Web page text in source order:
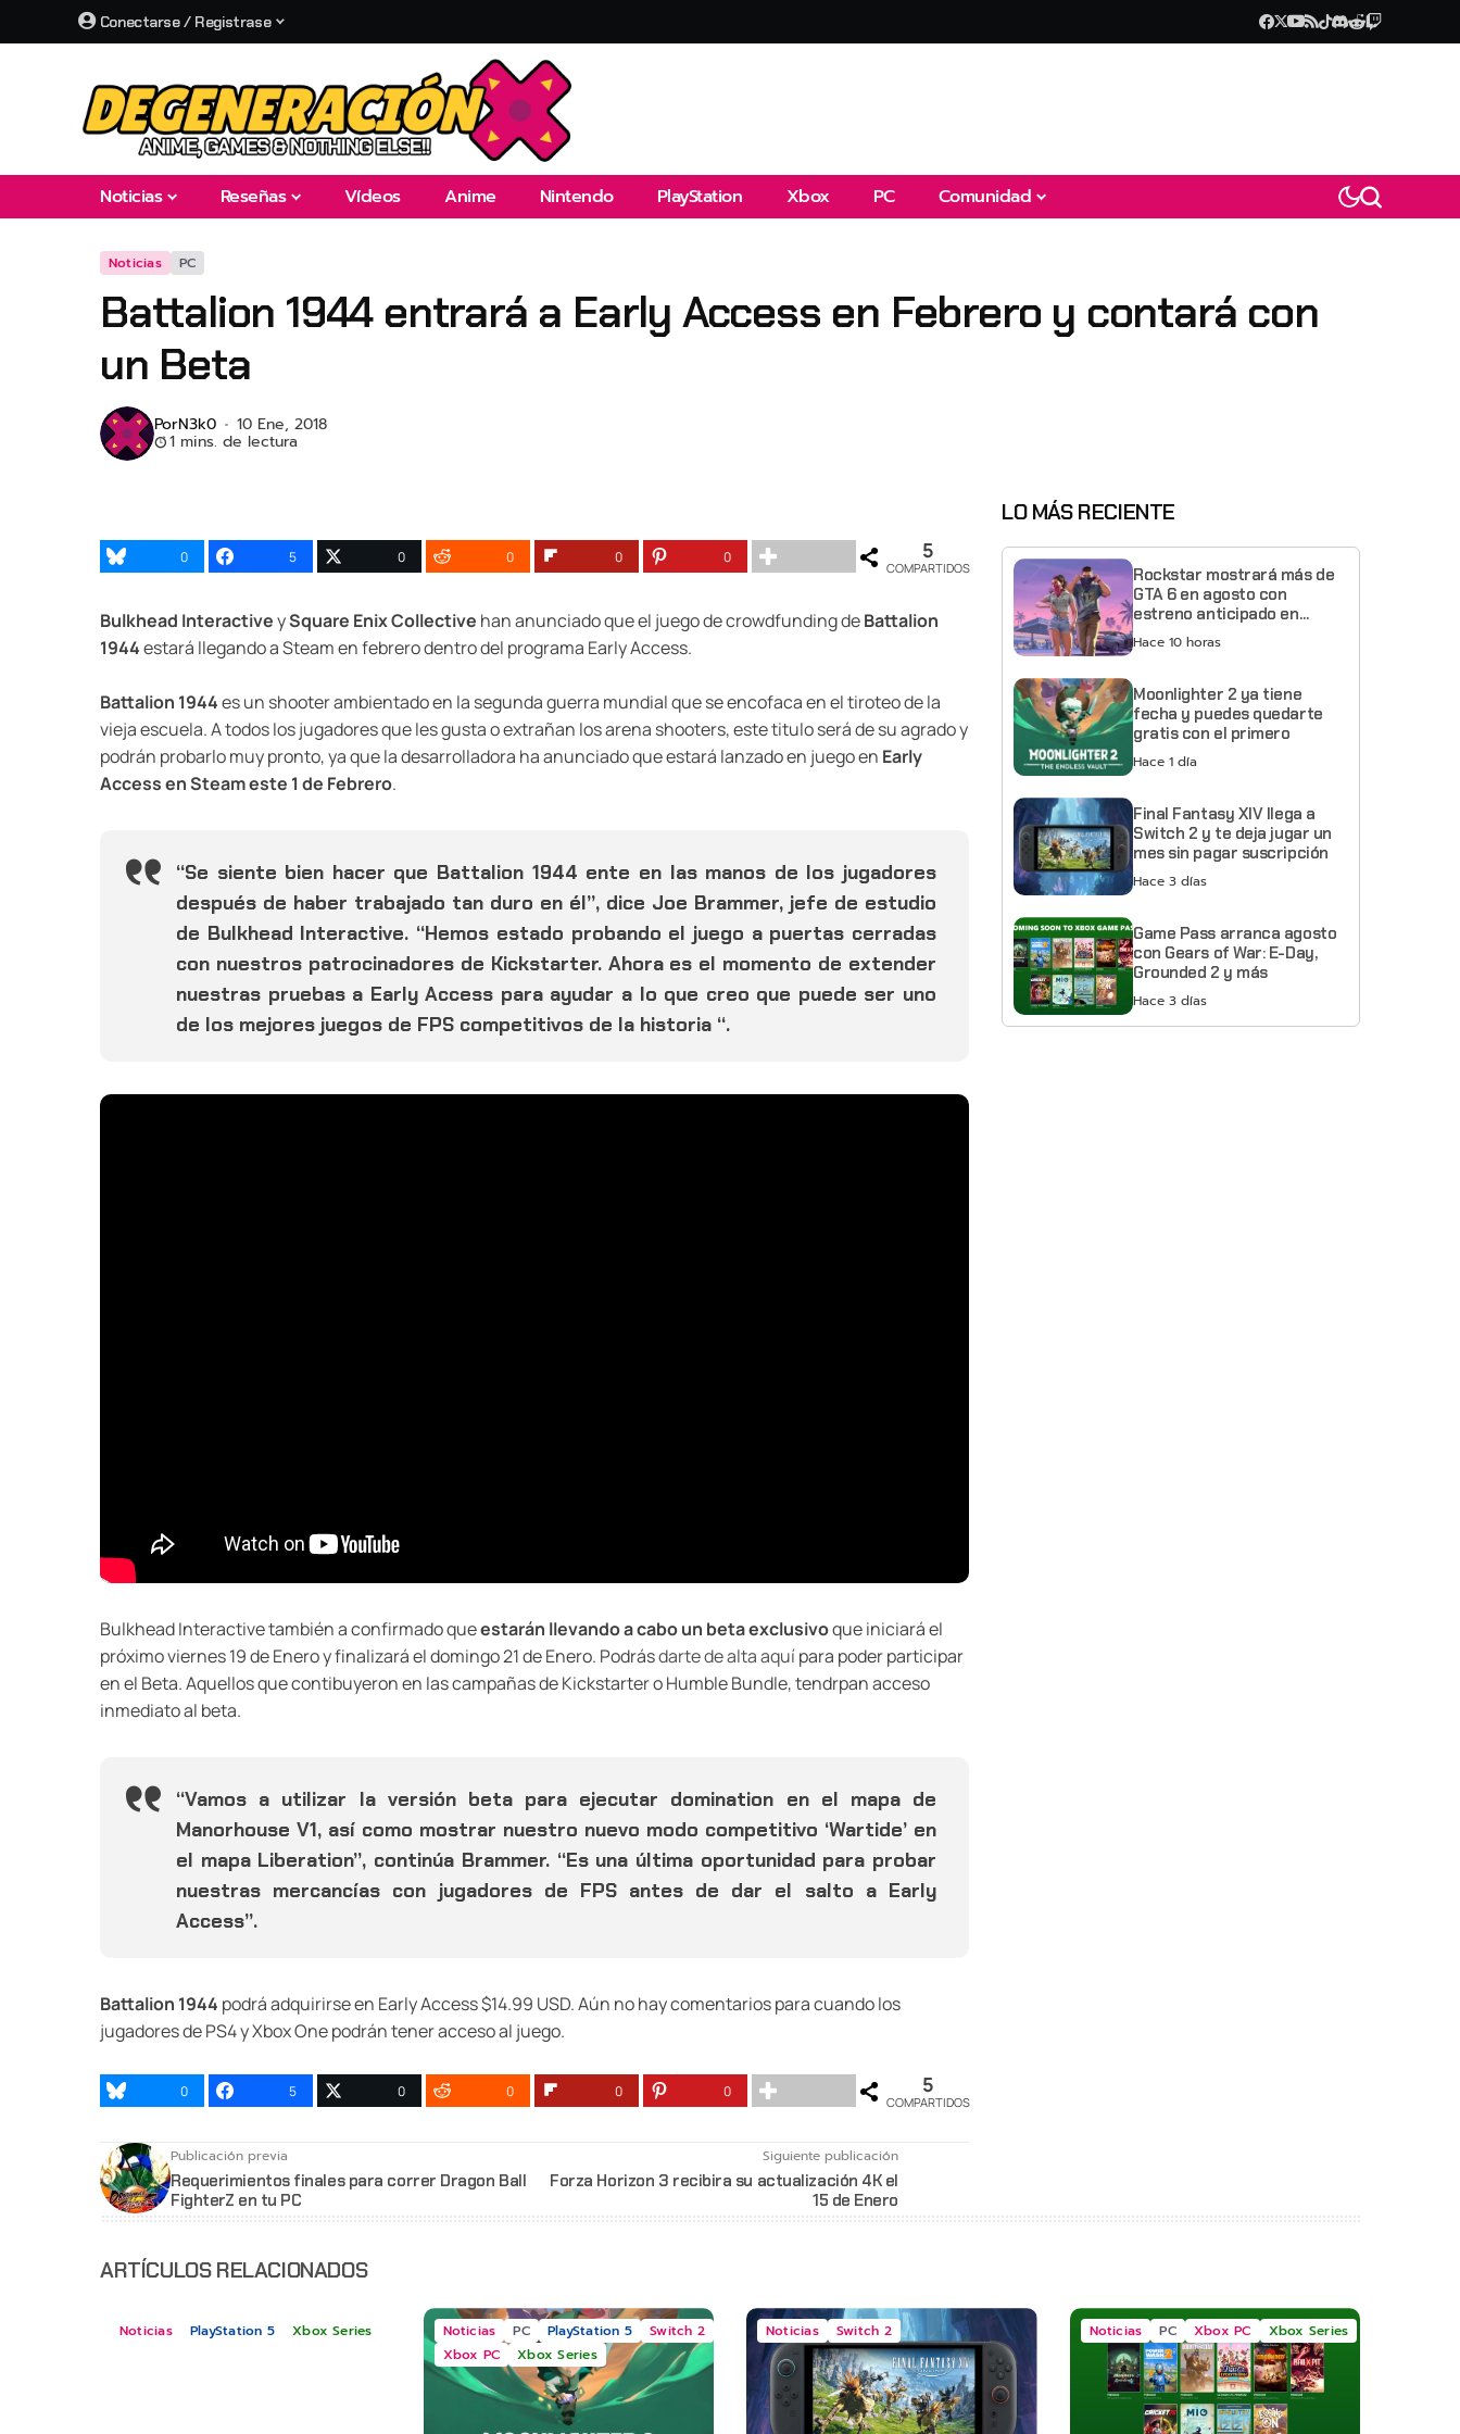
Conectarse / Registrase
Noticias Reseñas Vídeos Anime Nintendo PlayStation Xbox PC Comunidad
Noticias PC
Battalion 1944 entrará a Early Access en Febrero y contará con
un Beta
PorN3k0 10 Ene, 2018
1 mins. de lectura
0 5 0 0 0 0 5
COMPARTIDOS
Bulkhead InteractiveySquare Enix Collective han anunciado que el juego de crowdfunding deBattalion
1944estará llegando a Steam en febrero dentro del programa Early Access.
Battalion 1944es un shooter ambientado en la segunda guerra mundial que se encofaca en el tiroteo de la
vieja escuela. A todos los jugadores que les gusta o extrañan los arena shooters, este titulo será de su agrado y
podrán probarlo muy pronto, ya que la desarrolladora ha anunciado que estará lanzado en juego en Early
Access en Steam este 1 de Febrero.
“Se siente bien hacer que Battalion 1944 ente en las manos de los jugadores
después de haber trabajado tan duro en él”, dice Joe Brammer, jefe de estudio
de Bulkhead Interactive. “Hemos estado probando el juego a puertas cerradas
con nuestros patrocinadores de Kickstarter. Ahora es el momento de extender
nuestras pruebas a Early Access para ayudar a lo que creo que puede ser uno
de los mejores juegos de FPS competitivos de la historia “.
Bulkhead Interactive también a confirmado queestarán llevando a cabo un beta exclusivoque iniciará el
próximo viernes 19 de Enero y finalizará el domingo 21 de Enero. Podrásdarte de alta aquí para poder participar
en el Beta. Aquellos que contibuyeron en las campañas de Kickstarter o Humble Bundle, tendrpan acceso
inmediato al beta.
“Vamos a utilizar la versión beta para ejecutar domination en el mapa de
Manorhouse V1, así como mostrar nuestro nuevo modo competitivo ‘Wartide’ en
el mapa Liberation”, continúa Brammer. “Es una última oportunidad para probar
nuestras mercancías con jugadores de FPS antes de dar el salto a Early
Access”.
Battalion 1944 podrá adquirirse en Early Access $14.99 USD. Aún no hay comentarios para cuando los
jugadores de PS4 y Xbox One podrán tener acceso al juego.
0 5 0 0 0 0 5
COMPARTIDOS
Publicación previa
Requerimientos finales para correr Dragon Ball
FighterZ en tu PC
Siguiente publicación
Forza Horizon 3 recibira su actualización 4K el
15 de Enero
LO MÁS RECIENTE
Rockstar mostrará más de
GTA 6 en agosto con
estreno anticipado en
Netflix
Hace 10 horas
Moonlighter 2 ya tiene
fecha y puedes quedarte
gratis con el primero
Hace 1 día
Final Fantasy XIV llega a
Switch 2 y te deja jugar un
mes sin pagar suscripción
Hace 3 días
Game Pass arranca agosto
con Gears of War: E-Day,
Grounded 2 y más
Hace 3 días
ARTÍCULOS RELACIONADOS
Noticias PlayStation 5 Xbox Series Noticias PC PlayStation 5
Switch 2
Xbox PC
Xbox Series
Noticias Switch 2 Noticias PC Xbox PC Xbox Series